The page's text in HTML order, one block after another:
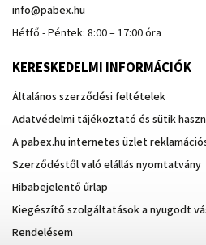
info@pabex.hu
Hétfő - Péntek: 8:00 – 17:00 óra
KERESKEDELMI INFORMÁCIÓK
Általános szerződési feltételek
Adatvédelmi tájékoztató és sütik
A pabex.hu internetes üzlet
Szerződéstől való elállás nyomtatvány
Hibabejelentő űrlap
Kiegészítő szolgáltatások a nyugodt
Rendelésem